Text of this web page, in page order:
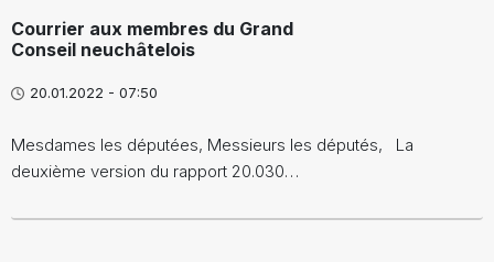
Courrier aux membres du Grand
Conseil neuchâtelois
20.01.2022 - 07:50
Mesdames les députées, Messieurs les députés, La
deuxième version du rapport 20.030…